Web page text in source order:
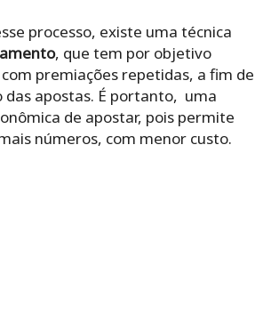
processo, existe uma técnica
, que tem por objetivo
premiações repetidas, a fim de
das apostas. É portanto, uma
de apostar, pois permite
números, com menor custo.